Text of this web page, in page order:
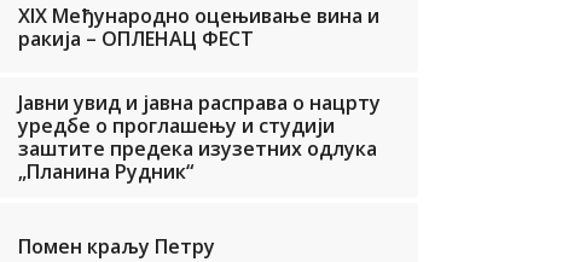
XIX Међународно оцењивање вина и
ракија – ОПЛЕНАЦ ФЕСТ
Јавни увид и јавна расправа о нацрту
уредбе о проглашењу и студији
заштите предека изузетних одлука
„Планина Рудник“
Помен краљу Петру